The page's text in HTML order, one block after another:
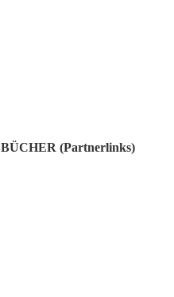
(Partnerlinks)